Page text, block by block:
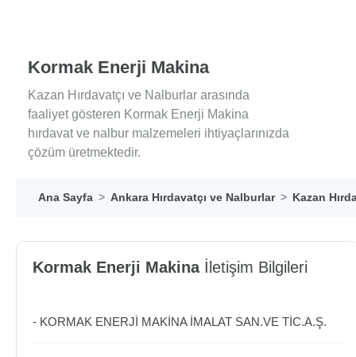
Kormak Enerji Makina
Kazan Hırdavatçı ve Nalburlar arasında
faaliyet gösteren Kormak Enerji Makina
hırdavat ve nalbur malzemeleri ihtiyaçlarınızda
çözüm üretmektedir.
Ana Sayfa Ankara Hırdavatçı ve Nalburlar Kazan
Kormak Enerji Makinaİletişim Bilgileri
- KORMAK ENERJİ MAKİNA İMALAT SAN.VE TİC.A.Ş.